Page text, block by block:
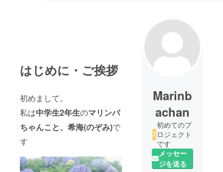
はじめに・ご挨拶
初めまして。
私は中学生2年生のマリンバ
ちゃんこと、希海(のぞみ)で
す
Marinb
achan
初めてのプ
ロジェクト
です
メッセー
ジを送る